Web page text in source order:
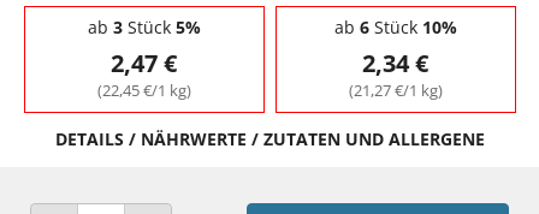
Staffelpreise - Mengenrabatt
ab 3Stück 5%
2,47 €
(22,45 €/1 kg)
ab 6Stück 10%
2,34 €
(21,27 €/1 kg)
DETAILS / NÄHRWERTE / ZUTATEN UND ALLERGENE